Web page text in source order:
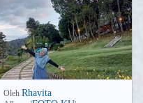
Oleh Rhavita